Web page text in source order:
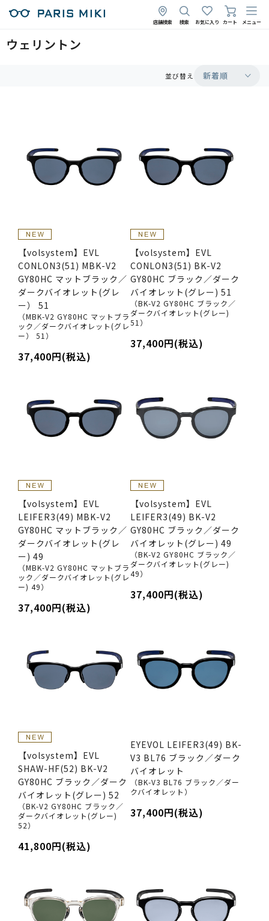
店舗検索 検索 お気に入り カート メニュー
ウェリントン
並び替え 新着順
【volsystem】EVL
CONLON3(51) MBK-V2
GY80HC マットブラック／
ダークバイオレット(グレ
ー） 51
（MBK-V2 GY80HC マットブラ
ック／ダークバイオレット(グレ
ー） 51）
37,400円(税込)
【volsystem】EVL
CONLON3(51) BK-V2
GY80HC ブラック／ダーク
バイオレット(グレー) 51
（BK-V2 GY80HC ブラック／
ダークバイオレット(グレー)
51）
37,400円(税込)
【volsystem】EVL
LEIFER3(49) MBK-V2
GY80HC マットブラック／
ダークバイオレット(グレ
ー) 49
（MBK-V2 GY80HC マットブラ
ック／ダークバイオレット(グレ
ー) 49）
37,400円(税込)
【volsystem】EVL
LEIFER3(49) BK-V2
GY80HC ブラック／ダーク
バイオレット(グレー) 49
（BK-V2 GY80HC ブラック／
ダークバイオレット(グレー)
49）
37,400円(税込)
【volsystem】EVL
SHAW-HF(52) BK-V2
GY80HC ブラック／ダーク
バイオレット(グレー) 52
（BK-V2 GY80HC ブラック／
ダークバイオレット(グレー)
52）
41,800円(税込)
EYEVOL LEIFER3(49) BK-
V3 BL76 ブラック／ダーク
バイオレット
（BK-V3 BL76 ブラック／ダー
クバイオレット）
37,400円(税込)